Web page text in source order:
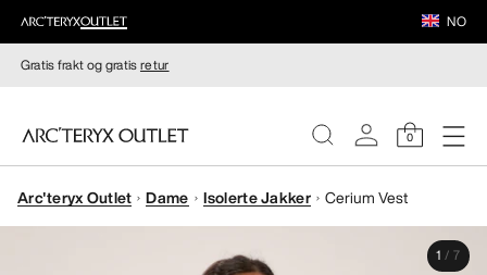
NO
Gratis frakt og gratisretur
0
DAMER
Arc'teryx Outlet Dame Isolerte Jakker Cerium Vest
1 / 7